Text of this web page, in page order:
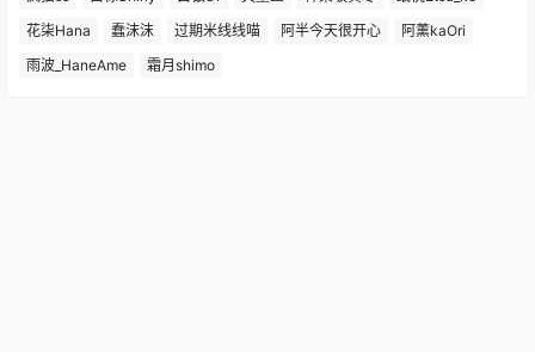
花柒Hana
蠢沫沫 过期米线线喵 阿半今天很开心
阿薰kaOri
雨波_HaneAme
霜月shimo